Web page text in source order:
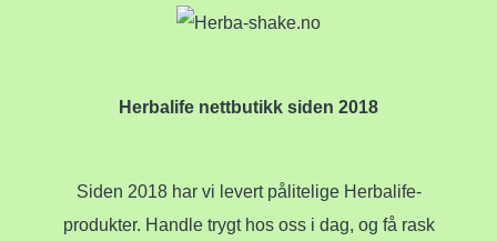
Herbalife nettbutikk siden 2018
Siden 2018 har vi levert pålitelige Herbalife-
produkter. Handle trygt hos oss i dag, og få rask